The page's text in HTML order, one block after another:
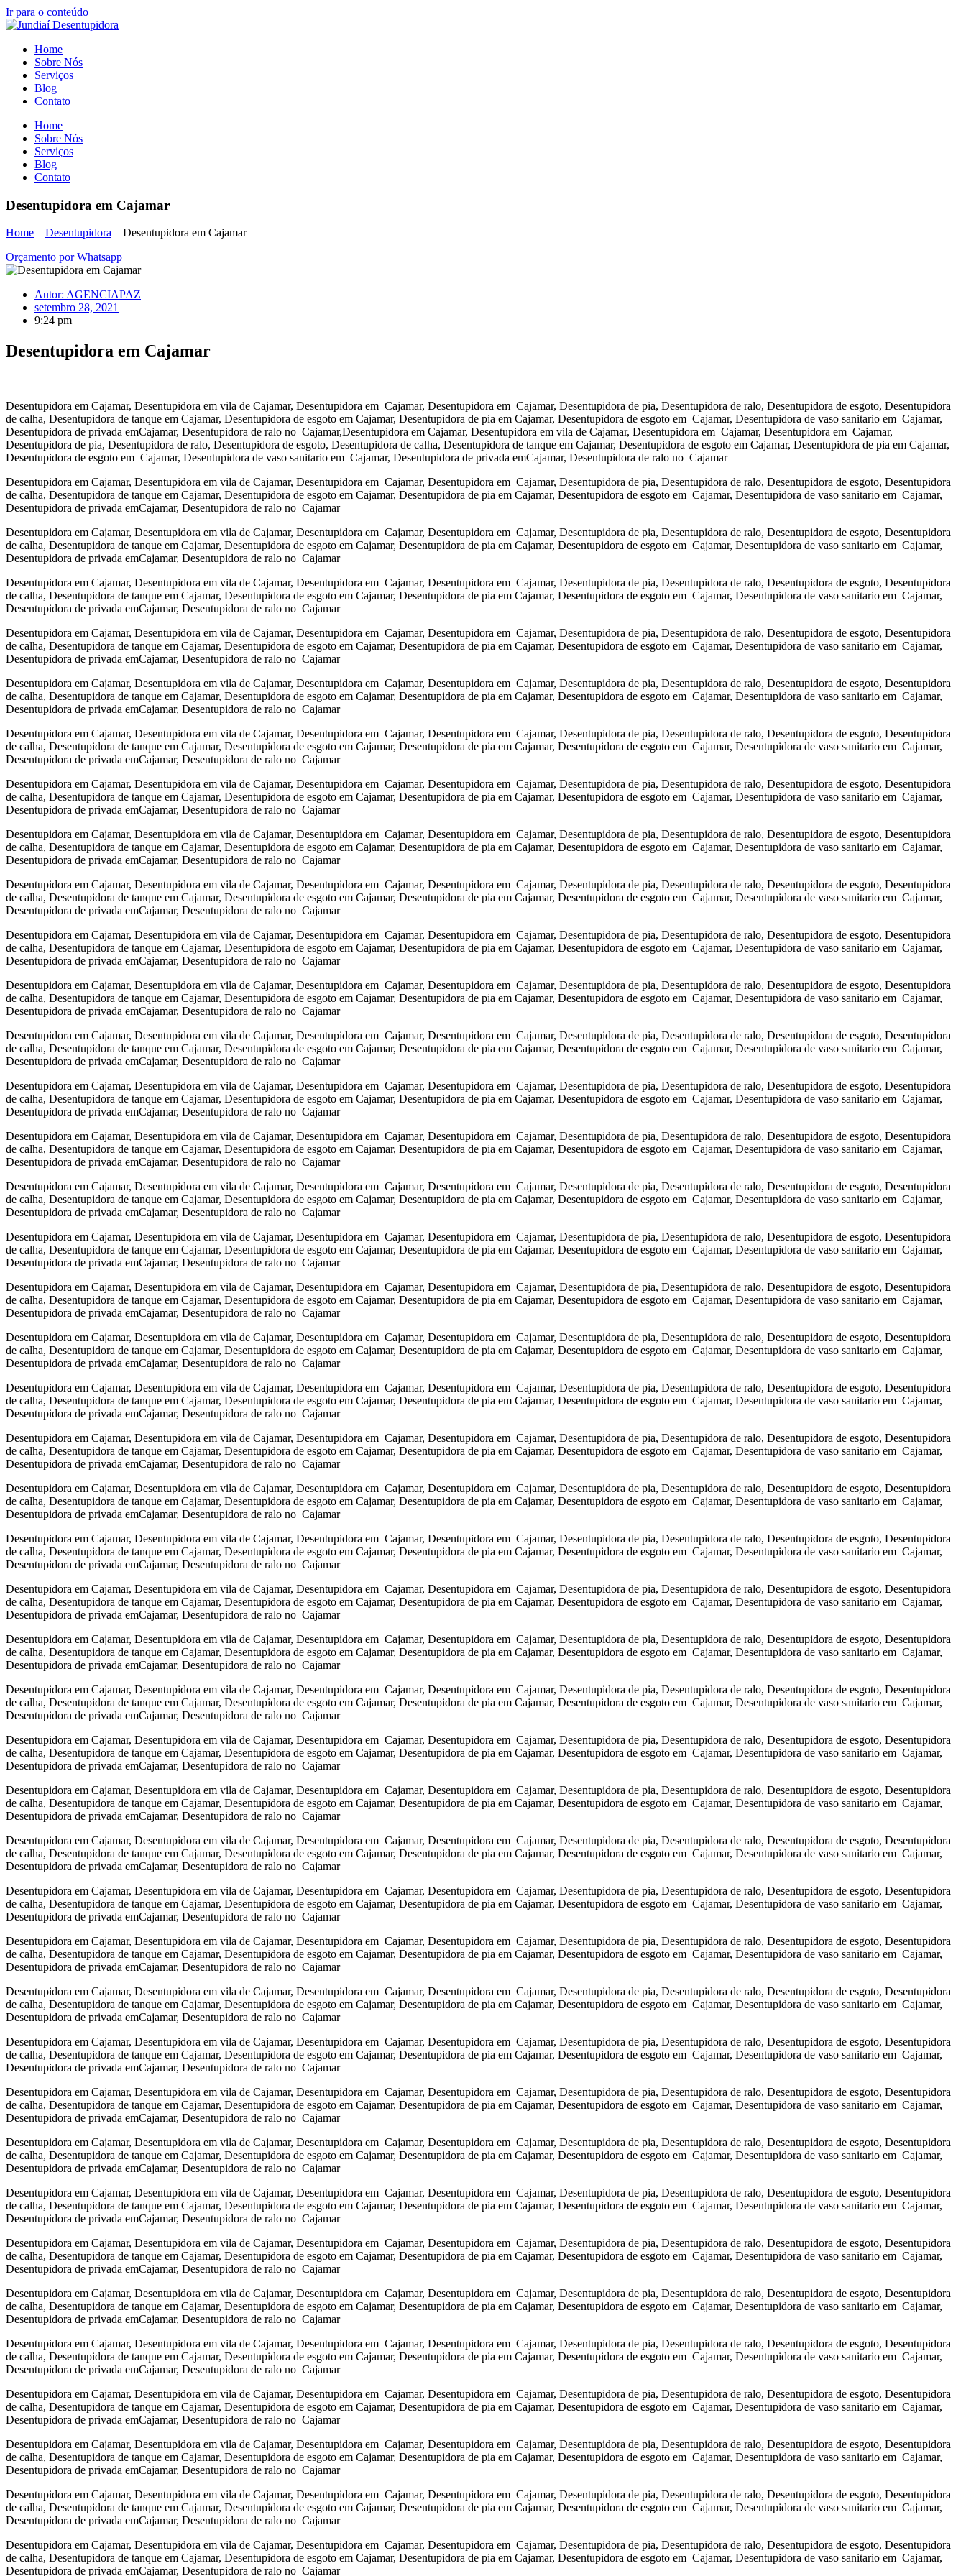
Ir para o conteúdo
Home
Sobre Nós
Serviços
Blog
Contato
Home
Sobre Nós
Serviços
Blog
Contato
Desentupidora em Cajamar
Home – Desentupidora – Desentupidora em Cajamar
Orçamento por Whatsapp
Autor: AGENCIAPAZ
setembro 28, 2021
9:24 pm
Desentupidora em Cajamar
Desentupidora em Cajamar, Desentupidora em vila de Cajamar, Desentupidora em Cajamar, Desentupidora em Cajamar, Desentupidora de pia, Desentupidora de ralo, Desentupidora de esgoto, Desentupidora
de calha, Desentupidora de tanque em Cajamar, Desentupidora de esgoto em Cajamar, Desentupidora de pia em Cajamar, Desentupidora de esgoto em Cajamar, Desentupidora de vaso sanitario em Cajamar,
Desentupidora de privada emCajamar, Desentupidora de ralo no Cajamar,Desentupidora em Cajamar, Desentupidora em vila de Cajamar, Desentupidora em Cajamar, Desentupidora em Cajamar,
Desentupidora de pia, Desentupidora de ralo, Desentupidora de esgoto, Desentupidora de calha, Desentupidora de tanque em Cajamar, Desentupidora de esgoto em Cajamar, Desentupidora de pia em Cajamar,
Desentupidora de esgoto em Cajamar, Desentupidora de vaso sanitario em Cajamar, Desentupidora de privada emCajamar, Desentupidora de ralo no Cajamar
Desentupidora em Cajamar, Desentupidora em vila de Cajamar, Desentupidora em Cajamar, Desentupidora em Cajamar, Desentupidora de pia, Desentupidora de ralo, Desentupidora de esgoto, Desentupidora
de calha, Desentupidora de tanque em Cajamar, Desentupidora de esgoto em Cajamar, Desentupidora de pia em Cajamar, Desentupidora de esgoto em Cajamar, Desentupidora de vaso sanitario em Cajamar,
Desentupidora de privada emCajamar, Desentupidora de ralo no Cajamar
Desentupidora em Cajamar, Desentupidora em vila de Cajamar, Desentupidora em Cajamar, Desentupidora em Cajamar, Desentupidora de pia, Desentupidora de ralo, Desentupidora de esgoto, Desentupidora
de calha, Desentupidora de tanque em Cajamar, Desentupidora de esgoto em Cajamar, Desentupidora de pia em Cajamar, Desentupidora de esgoto em Cajamar, Desentupidora de vaso sanitario em Cajamar,
Desentupidora de privada emCajamar, Desentupidora de ralo no Cajamar
Desentupidora em Cajamar, Desentupidora em vila de Cajamar, Desentupidora em Cajamar, Desentupidora em Cajamar, Desentupidora de pia, Desentupidora de ralo, Desentupidora de esgoto, Desentupidora
de calha, Desentupidora de tanque em Cajamar, Desentupidora de esgoto em Cajamar, Desentupidora de pia em Cajamar, Desentupidora de esgoto em Cajamar, Desentupidora de vaso sanitario em Cajamar,
Desentupidora de privada emCajamar, Desentupidora de ralo no Cajamar
Desentupidora em Cajamar, Desentupidora em vila de Cajamar, Desentupidora em Cajamar, Desentupidora em Cajamar, Desentupidora de pia, Desentupidora de ralo, Desentupidora de esgoto, Desentupidora
de calha, Desentupidora de tanque em Cajamar, Desentupidora de esgoto em Cajamar, Desentupidora de pia em Cajamar, Desentupidora de esgoto em Cajamar, Desentupidora de vaso sanitario em Cajamar,
Desentupidora de privada emCajamar, Desentupidora de ralo no Cajamar
Desentupidora em Cajamar, Desentupidora em vila de Cajamar, Desentupidora em Cajamar, Desentupidora em Cajamar, Desentupidora de pia, Desentupidora de ralo, Desentupidora de esgoto, Desentupidora
de calha, Desentupidora de tanque em Cajamar, Desentupidora de esgoto em Cajamar, Desentupidora de pia em Cajamar, Desentupidora de esgoto em Cajamar, Desentupidora de vaso sanitario em Cajamar,
Desentupidora de privada emCajamar, Desentupidora de ralo no Cajamar
Desentupidora em Cajamar, Desentupidora em vila de Cajamar, Desentupidora em Cajamar, Desentupidora em Cajamar, Desentupidora de pia, Desentupidora de ralo, Desentupidora de esgoto, Desentupidora
de calha, Desentupidora de tanque em Cajamar, Desentupidora de esgoto em Cajamar, Desentupidora de pia em Cajamar, Desentupidora de esgoto em Cajamar, Desentupidora de vaso sanitario em Cajamar,
Desentupidora de privada emCajamar, Desentupidora de ralo no Cajamar
Desentupidora em Cajamar, Desentupidora em vila de Cajamar, Desentupidora em Cajamar, Desentupidora em Cajamar, Desentupidora de pia, Desentupidora de ralo, Desentupidora de esgoto, Desentupidora
de calha, Desentupidora de tanque em Cajamar, Desentupidora de esgoto em Cajamar, Desentupidora de pia em Cajamar, Desentupidora de esgoto em Cajamar, Desentupidora de vaso sanitario em Cajamar,
Desentupidora de privada emCajamar, Desentupidora de ralo no Cajamar
Desentupidora em Cajamar, Desentupidora em vila de Cajamar, Desentupidora em Cajamar, Desentupidora em Cajamar, Desentupidora de pia, Desentupidora de ralo, Desentupidora de esgoto, Desentupidora
de calha, Desentupidora de tanque em Cajamar, Desentupidora de esgoto em Cajamar, Desentupidora de pia em Cajamar, Desentupidora de esgoto em Cajamar, Desentupidora de vaso sanitario em Cajamar,
Desentupidora de privada emCajamar, Desentupidora de ralo no Cajamar
Desentupidora em Cajamar, Desentupidora em vila de Cajamar, Desentupidora em Cajamar, Desentupidora em Cajamar, Desentupidora de pia, Desentupidora de ralo, Desentupidora de esgoto, Desentupidora
de calha, Desentupidora de tanque em Cajamar, Desentupidora de esgoto em Cajamar, Desentupidora de pia em Cajamar, Desentupidora de esgoto em Cajamar, Desentupidora de vaso sanitario em Cajamar,
Desentupidora de privada emCajamar, Desentupidora de ralo no Cajamar
Desentupidora em Cajamar, Desentupidora em vila de Cajamar, Desentupidora em Cajamar, Desentupidora em Cajamar, Desentupidora de pia, Desentupidora de ralo, Desentupidora de esgoto, Desentupidora
de calha, Desentupidora de tanque em Cajamar, Desentupidora de esgoto em Cajamar, Desentupidora de pia em Cajamar, Desentupidora de esgoto em Cajamar, Desentupidora de vaso sanitario em Cajamar,
Desentupidora de privada emCajamar, Desentupidora de ralo no Cajamar
Desentupidora em Cajamar, Desentupidora em vila de Cajamar, Desentupidora em Cajamar, Desentupidora em Cajamar, Desentupidora de pia, Desentupidora de ralo, Desentupidora de esgoto, Desentupidora
de calha, Desentupidora de tanque em Cajamar, Desentupidora de esgoto em Cajamar, Desentupidora de pia em Cajamar, Desentupidora de esgoto em Cajamar, Desentupidora de vaso sanitario em Cajamar,
Desentupidora de privada emCajamar, Desentupidora de ralo no Cajamar
Desentupidora em Cajamar, Desentupidora em vila de Cajamar, Desentupidora em Cajamar, Desentupidora em Cajamar, Desentupidora de pia, Desentupidora de ralo, Desentupidora de esgoto, Desentupidora
de calha, Desentupidora de tanque em Cajamar, Desentupidora de esgoto em Cajamar, Desentupidora de pia em Cajamar, Desentupidora de esgoto em Cajamar, Desentupidora de vaso sanitario em Cajamar,
Desentupidora de privada emCajamar, Desentupidora de ralo no Cajamar
Desentupidora em Cajamar, Desentupidora em vila de Cajamar, Desentupidora em Cajamar, Desentupidora em Cajamar, Desentupidora de pia, Desentupidora de ralo, Desentupidora de esgoto, Desentupidora
de calha, Desentupidora de tanque em Cajamar, Desentupidora de esgoto em Cajamar, Desentupidora de pia em Cajamar, Desentupidora de esgoto em Cajamar, Desentupidora de vaso sanitario em Cajamar,
Desentupidora de privada emCajamar, Desentupidora de ralo no Cajamar
Desentupidora em Cajamar, Desentupidora em vila de Cajamar, Desentupidora em Cajamar, Desentupidora em Cajamar, Desentupidora de pia, Desentupidora de ralo, Desentupidora de esgoto, Desentupidora
de calha, Desentupidora de tanque em Cajamar, Desentupidora de esgoto em Cajamar, Desentupidora de pia em Cajamar, Desentupidora de esgoto em Cajamar, Desentupidora de vaso sanitario em Cajamar,
Desentupidora de privada emCajamar, Desentupidora de ralo no Cajamar
Desentupidora em Cajamar, Desentupidora em vila de Cajamar, Desentupidora em Cajamar, Desentupidora em Cajamar, Desentupidora de pia, Desentupidora de ralo, Desentupidora de esgoto, Desentupidora
de calha, Desentupidora de tanque em Cajamar, Desentupidora de esgoto em Cajamar, Desentupidora de pia em Cajamar, Desentupidora de esgoto em Cajamar, Desentupidora de vaso sanitario em Cajamar,
Desentupidora de privada emCajamar, Desentupidora de ralo no Cajamar
Desentupidora em Cajamar, Desentupidora em vila de Cajamar, Desentupidora em Cajamar, Desentupidora em Cajamar, Desentupidora de pia, Desentupidora de ralo, Desentupidora de esgoto, Desentupidora
de calha, Desentupidora de tanque em Cajamar, Desentupidora de esgoto em Cajamar, Desentupidora de pia em Cajamar, Desentupidora de esgoto em Cajamar, Desentupidora de vaso sanitario em Cajamar,
Desentupidora de privada emCajamar, Desentupidora de ralo no Cajamar
Desentupidora em Cajamar, Desentupidora em vila de Cajamar, Desentupidora em Cajamar, Desentupidora em Cajamar, Desentupidora de pia, Desentupidora de ralo, Desentupidora de esgoto, Desentupidora
de calha, Desentupidora de tanque em Cajamar, Desentupidora de esgoto em Cajamar, Desentupidora de pia em Cajamar, Desentupidora de esgoto em Cajamar, Desentupidora de vaso sanitario em Cajamar,
Desentupidora de privada emCajamar, Desentupidora de ralo no Cajamar
Desentupidora em Cajamar, Desentupidora em vila de Cajamar, Desentupidora em Cajamar, Desentupidora em Cajamar, Desentupidora de pia, Desentupidora de ralo, Desentupidora de esgoto, Desentupidora
de calha, Desentupidora de tanque em Cajamar, Desentupidora de esgoto em Cajamar, Desentupidora de pia em Cajamar, Desentupidora de esgoto em Cajamar, Desentupidora de vaso sanitario em Cajamar,
Desentupidora de privada emCajamar, Desentupidora de ralo no Cajamar
Desentupidora em Cajamar, Desentupidora em vila de Cajamar, Desentupidora em Cajamar, Desentupidora em Cajamar, Desentupidora de pia, Desentupidora de ralo, Desentupidora de esgoto, Desentupidora
de calha, Desentupidora de tanque em Cajamar, Desentupidora de esgoto em Cajamar, Desentupidora de pia em Cajamar, Desentupidora de esgoto em Cajamar, Desentupidora de vaso sanitario em Cajamar,
Desentupidora de privada emCajamar, Desentupidora de ralo no Cajamar
Desentupidora em Cajamar, Desentupidora em vila de Cajamar, Desentupidora em Cajamar, Desentupidora em Cajamar, Desentupidora de pia, Desentupidora de ralo, Desentupidora de esgoto, Desentupidora
de calha, Desentupidora de tanque em Cajamar, Desentupidora de esgoto em Cajamar, Desentupidora de pia em Cajamar, Desentupidora de esgoto em Cajamar, Desentupidora de vaso sanitario em Cajamar,
Desentupidora de privada emCajamar, Desentupidora de ralo no Cajamar
Desentupidora em Cajamar, Desentupidora em vila de Cajamar, Desentupidora em Cajamar, Desentupidora em Cajamar, Desentupidora de pia, Desentupidora de ralo, Desentupidora de esgoto, Desentupidora
de calha, Desentupidora de tanque em Cajamar, Desentupidora de esgoto em Cajamar, Desentupidora de pia em Cajamar, Desentupidora de esgoto em Cajamar, Desentupidora de vaso sanitario em Cajamar,
Desentupidora de privada emCajamar, Desentupidora de ralo no Cajamar
Desentupidora em Cajamar, Desentupidora em vila de Cajamar, Desentupidora em Cajamar, Desentupidora em Cajamar, Desentupidora de pia, Desentupidora de ralo, Desentupidora de esgoto, Desentupidora
de calha, Desentupidora de tanque em Cajamar, Desentupidora de esgoto em Cajamar, Desentupidora de pia em Cajamar, Desentupidora de esgoto em Cajamar, Desentupidora de vaso sanitario em Cajamar,
Desentupidora de privada emCajamar, Desentupidora de ralo no Cajamar
Desentupidora em Cajamar, Desentupidora em vila de Cajamar, Desentupidora em Cajamar, Desentupidora em Cajamar, Desentupidora de pia, Desentupidora de ralo, Desentupidora de esgoto, Desentupidora
de calha, Desentupidora de tanque em Cajamar, Desentupidora de esgoto em Cajamar, Desentupidora de pia em Cajamar, Desentupidora de esgoto em Cajamar, Desentupidora de vaso sanitario em Cajamar,
Desentupidora de privada emCajamar, Desentupidora de ralo no Cajamar
Desentupidora em Cajamar, Desentupidora em vila de Cajamar, Desentupidora em Cajamar, Desentupidora em Cajamar, Desentupidora de pia, Desentupidora de ralo, Desentupidora de esgoto, Desentupidora
de calha, Desentupidora de tanque em Cajamar, Desentupidora de esgoto em Cajamar, Desentupidora de pia em Cajamar, Desentupidora de esgoto em Cajamar, Desentupidora de vaso sanitario em Cajamar,
Desentupidora de privada emCajamar, Desentupidora de ralo no Cajamar
Desentupidora em Cajamar, Desentupidora em vila de Cajamar, Desentupidora em Cajamar, Desentupidora em Cajamar, Desentupidora de pia, Desentupidora de ralo, Desentupidora de esgoto, Desentupidora
de calha, Desentupidora de tanque em Cajamar, Desentupidora de esgoto em Cajamar, Desentupidora de pia em Cajamar, Desentupidora de esgoto em Cajamar, Desentupidora de vaso sanitario em Cajamar,
Desentupidora de privada emCajamar, Desentupidora de ralo no Cajamar
Desentupidora em Cajamar, Desentupidora em vila de Cajamar, Desentupidora em Cajamar, Desentupidora em Cajamar, Desentupidora de pia, Desentupidora de ralo, Desentupidora de esgoto, Desentupidora
de calha, Desentupidora de tanque em Cajamar, Desentupidora de esgoto em Cajamar, Desentupidora de pia em Cajamar, Desentupidora de esgoto em Cajamar, Desentupidora de vaso sanitario em Cajamar,
Desentupidora de privada emCajamar, Desentupidora de ralo no Cajamar
Desentupidora em Cajamar, Desentupidora em vila de Cajamar, Desentupidora em Cajamar, Desentupidora em Cajamar, Desentupidora de pia, Desentupidora de ralo, Desentupidora de esgoto, Desentupidora
de calha, Desentupidora de tanque em Cajamar, Desentupidora de esgoto em Cajamar, Desentupidora de pia em Cajamar, Desentupidora de esgoto em Cajamar, Desentupidora de vaso sanitario em Cajamar,
Desentupidora de privada emCajamar, Desentupidora de ralo no Cajamar
Desentupidora em Cajamar, Desentupidora em vila de Cajamar, Desentupidora em Cajamar, Desentupidora em Cajamar, Desentupidora de pia, Desentupidora de ralo, Desentupidora de esgoto, Desentupidora
de calha, Desentupidora de tanque em Cajamar, Desentupidora de esgoto em Cajamar, Desentupidora de pia em Cajamar, Desentupidora de esgoto em Cajamar, Desentupidora de vaso sanitario em Cajamar,
Desentupidora de privada emCajamar, Desentupidora de ralo no Cajamar
Desentupidora em Cajamar, Desentupidora em vila de Cajamar, Desentupidora em Cajamar, Desentupidora em Cajamar, Desentupidora de pia, Desentupidora de ralo, Desentupidora de esgoto, Desentupidora
de calha, Desentupidora de tanque em Cajamar, Desentupidora de esgoto em Cajamar, Desentupidora de pia em Cajamar, Desentupidora de esgoto em Cajamar, Desentupidora de vaso sanitario em Cajamar,
Desentupidora de privada emCajamar, Desentupidora de ralo no Cajamar
Desentupidora em Cajamar, Desentupidora em vila de Cajamar, Desentupidora em Cajamar, Desentupidora em Cajamar, Desentupidora de pia, Desentupidora de ralo, Desentupidora de esgoto, Desentupidora
de calha, Desentupidora de tanque em Cajamar, Desentupidora de esgoto em Cajamar, Desentupidora de pia em Cajamar, Desentupidora de esgoto em Cajamar, Desentupidora de vaso sanitario em Cajamar,
Desentupidora de privada emCajamar, Desentupidora de ralo no Cajamar
Desentupidora em Cajamar, Desentupidora em vila de Cajamar, Desentupidora em Cajamar, Desentupidora em Cajamar, Desentupidora de pia, Desentupidora de ralo, Desentupidora de esgoto, Desentupidora
de calha, Desentupidora de tanque em Cajamar, Desentupidora de esgoto em Cajamar, Desentupidora de pia em Cajamar, Desentupidora de esgoto em Cajamar, Desentupidora de vaso sanitario em Cajamar,
Desentupidora de privada emCajamar, Desentupidora de ralo no Cajamar
Desentupidora em Cajamar, Desentupidora em vila de Cajamar, Desentupidora em Cajamar, Desentupidora em Cajamar, Desentupidora de pia, Desentupidora de ralo, Desentupidora de esgoto, Desentupidora
de calha, Desentupidora de tanque em Cajamar, Desentupidora de esgoto em Cajamar, Desentupidora de pia em Cajamar, Desentupidora de esgoto em Cajamar, Desentupidora de vaso sanitario em Cajamar,
Desentupidora de privada emCajamar, Desentupidora de ralo no Cajamar
Desentupidora em Cajamar, Desentupidora em vila de Cajamar, Desentupidora em Cajamar, Desentupidora em Cajamar, Desentupidora de pia, Desentupidora de ralo, Desentupidora de esgoto, Desentupidora
de calha, Desentupidora de tanque em Cajamar, Desentupidora de esgoto em Cajamar, Desentupidora de pia em Cajamar, Desentupidora de esgoto em Cajamar, Desentupidora de vaso sanitario em Cajamar,
Desentupidora de privada emCajamar, Desentupidora de ralo no Cajamar
Desentupidora em Cajamar, Desentupidora em vila de Cajamar, Desentupidora em Cajamar, Desentupidora em Cajamar, Desentupidora de pia, Desentupidora de ralo, Desentupidora de esgoto, Desentupidora
de calha, Desentupidora de tanque em Cajamar, Desentupidora de esgoto em Cajamar, Desentupidora de pia em Cajamar, Desentupidora de esgoto em Cajamar, Desentupidora de vaso sanitario em Cajamar,
Desentupidora de privada emCajamar, Desentupidora de ralo no Cajamar
Desentupidora em Cajamar, Desentupidora em vila de Cajamar, Desentupidora em Cajamar, Desentupidora em Cajamar, Desentupidora de pia, Desentupidora de ralo, Desentupidora de esgoto, Desentupidora
de calha, Desentupidora de tanque em Cajamar, Desentupidora de esgoto em Cajamar, Desentupidora de pia em Cajamar, Desentupidora de esgoto em Cajamar, Desentupidora de vaso sanitario em Cajamar,
Desentupidora de privada emCajamar, Desentupidora de ralo no Cajamar
Desentupidora em Cajamar, Desentupidora em vila de Cajamar, Desentupidora em Cajamar, Desentupidora em Cajamar, Desentupidora de pia, Desentupidora de ralo, Desentupidora de esgoto, Desentupidora
de calha, Desentupidora de tanque em Cajamar, Desentupidora de esgoto em Cajamar, Desentupidora de pia em Cajamar, Desentupidora de esgoto em Cajamar, Desentupidora de vaso sanitario em Cajamar,
Desentupidora de privada emCajamar, Desentupidora de ralo no Cajamar
Desentupidora em Cajamar, Desentupidora em vila de Cajamar, Desentupidora em Cajamar, Desentupidora em Cajamar, Desentupidora de pia, Desentupidora de ralo, Desentupidora de esgoto, Desentupidora
de calha, Desentupidora de tanque em Cajamar, Desentupidora de esgoto em Cajamar, Desentupidora de pia em Cajamar, Desentupidora de esgoto em Cajamar, Desentupidora de vaso sanitario em Cajamar,
Desentupidora de privada emCajamar, Desentupidora de ralo no Cajamar
Desentupidora em Cajamar, Desentupidora em vila de Cajamar, Desentupidora em Cajamar, Desentupidora em Cajamar, Desentupidora de pia, Desentupidora de ralo, Desentupidora de esgoto, Desentupidora
de calha, Desentupidora de tanque em Cajamar, Desentupidora de esgoto em Cajamar, Desentupidora de pia em Cajamar, Desentupidora de esgoto em Cajamar, Desentupidora de vaso sanitario em Cajamar,
Desentupidora de privada emCajamar, Desentupidora de ralo no Cajamar
Desentupidora em Cajamar, Desentupidora em vila de Cajamar, Desentupidora em Cajamar, Desentupidora em Cajamar, Desentupidora de pia, Desentupidora de ralo, Desentupidora de esgoto, Desentupidora
de calha, Desentupidora de tanque em Cajamar, Desentupidora de esgoto em Cajamar, Desentupidora de pia em Cajamar, Desentupidora de esgoto em Cajamar, Desentupidora de vaso sanitario em Cajamar,
Desentupidora de privada emCajamar, Desentupidora de ralo no Cajamar
Desentupidora em Cajamar, Desentupidora em vila de Cajamar, Desentupidora em Cajamar, Desentupidora em Cajamar, Desentupidora de pia, Desentupidora de ralo, Desentupidora de esgoto, Desentupidora
de calha, Desentupidora de tanque em Cajamar, Desentupidora de esgoto em Cajamar, Desentupidora de pia em Cajamar, Desentupidora de esgoto em Cajamar, Desentupidora de vaso sanitario em Cajamar,
Desentupidora de privada emCajamar, Desentupidora de ralo no Cajamar
Desentupidora em Cajamar, Desentupidora em vila de Cajamar, Desentupidora em Cajamar, Desentupidora em Cajamar, Desentupidora de pia, Desentupidora de ralo, Desentupidora de esgoto, Desentupidora
de calha, Desentupidora de tanque em Cajamar, Desentupidora de esgoto em Cajamar, Desentupidora de pia em Cajamar, Desentupidora de esgoto em Cajamar, Desentupidora de vaso sanitario em Cajamar,
Desentupidora de privada emCajamar, Desentupidora de ralo no Cajamar
Desentupidora em Cajamar, Desentupidora em vila de Cajamar, Desentupidora em Cajamar, Desentupidora em Cajamar, Desentupidora de pia, Desentupidora de ralo, Desentupidora de esgoto, Desentupidora
de calha, Desentupidora de tanque em Cajamar, Desentupidora de esgoto em Cajamar, Desentupidora de pia em Cajamar, Desentupidora de esgoto em Cajamar, Desentupidora de vaso sanitario em Cajamar,
Desentupidora de privada emCajamar, Desentupidora de ralo no Cajamar